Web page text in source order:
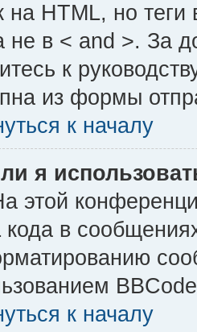
на HTML, но теги
не в < and >. За
к
из формы
к началу
я
этой
кода в
к началу